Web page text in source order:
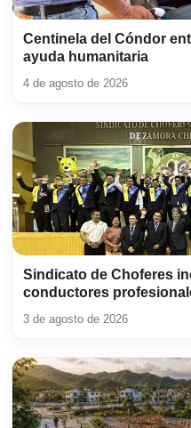
Centinela del Cóndor
ayuda humanitaria
4 de agosto de 2026
Sindicato de Choferes
conductores
3 de agosto de 2026